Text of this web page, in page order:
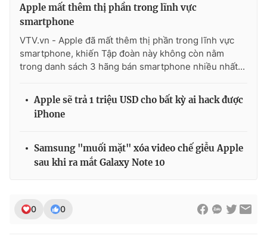
Apple mất thêm thị phần trong lĩnh vực
smartphone
VTV.vn - Apple đã mất thêm thị phần trong lĩnh vực
smartphone, khiến Tập đoàn này không còn nằm
trong danh sách 3 hãng bán smartphone nhiều nhất...
Apple sẽ trả 1 triệu USD cho bất kỳ ai hack được
iPhone
Samsung "muối mặt" xóa video chế giễu Apple
sau khi ra mắt Galaxy Note 10
0 0